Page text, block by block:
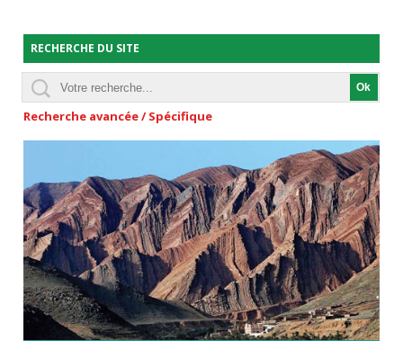
RECHERCHE DU SITE
Recherche avancée / Spécifique